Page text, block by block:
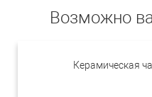
Возможно
Керамическая